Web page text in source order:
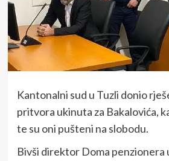
Kantonalni sud u Tuzli donio
pritvora ukinuta za Bakalovića,
te su oni pušteni na slobodu.
Bivši direktor Doma penzionera